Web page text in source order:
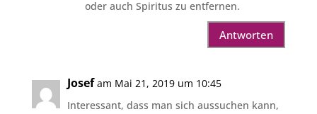
oder auch Spiritus zu entfernen.
Antworten
Josef am Mai 21, 2019 um 10:45
Interessant, dass man sich aussuchen kann,